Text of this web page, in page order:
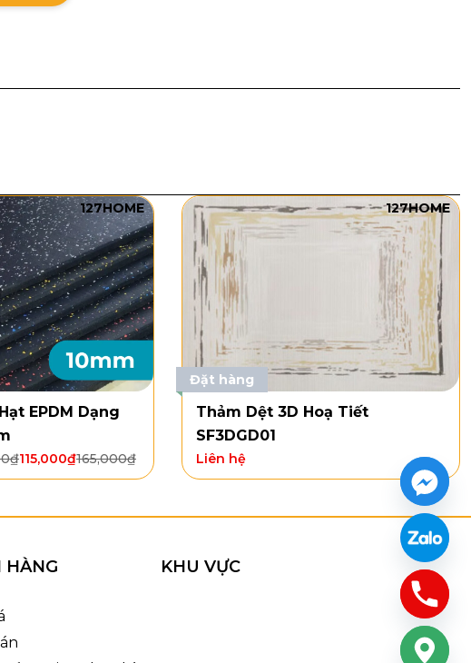
trung tâm sự kiện
127HOME
EPDM Dạng
165,000₫
115,000₫
₫
127HOME
Đặt hàng
Thảm Dệt 3D Hoạ Tiết
SF3DGD01
Liên hệ
HÀNG KHU VỰC